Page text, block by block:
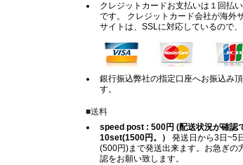
クレジットカードお支払いは１回払
です。 クレジットカード会社が海外
サイトは、SSLに対応しているので
銀行振込弊社の指定口座へお振込み
す。
■送料
speed post : 500円 (配送状況が確
10set(1500円。）
発送日から3日~5
(500円)まで発送出来ます。お急ぎ
認をお願い致します。